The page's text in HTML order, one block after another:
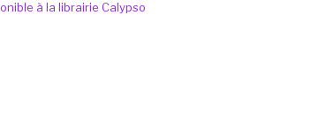
à la librairie Calypso